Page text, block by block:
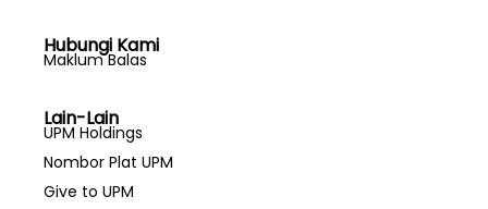
Hubungi Kami
Maklum Balas
Lain-Lain
UPM Holdings
Nombor Plat UPM
Give to UPM